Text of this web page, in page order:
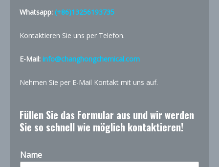
Whatsapp: (+86)13256193735
Kontaktieren Sie uns per Telefon.
E-Mail: info@changhongchemical.com
Nehmen Sie per E-Mail Kontakt mit uns auf.
Füllen Sie das Formular aus und wir werden
Sie so schnell wie möglich kontaktieren!
Name